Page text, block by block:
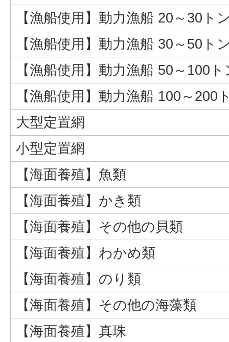
【漁船使用】動力漁船 20～30ト
【漁船使用】動力漁船 30～50ト
【漁船使用】動力漁船 50～100
【漁船使用】動力漁船 100～200
大型定置網
小型定置網
【海面養殖】魚類
【海面養殖】かき類
【海面養殖】その他の貝類
【海面養殖】わかめ類
【海面養殖】のり類
【海面養殖】その他の海藻類
【海面養殖】真珠